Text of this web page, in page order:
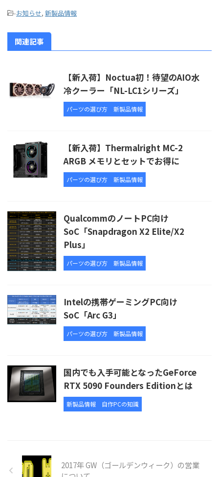
-お知らせ, 新製品情報
関連記事
【新入荷】Noctua初！待望のAIO水
冷クーラー「NL-LC1シリーズ」
パーツの選び方 新製品情報
【新入荷】Thermalright MC-2
ARGB メモリとセットでお得に
パーツの選び方 新製品情報
QualcommのノートPC向け
SoC「Snapdragon X2 Elite/X2
Plus」
パーツの選び方 新製品情報
Intelの携帯ゲーミングPC向け
SoC「Arc G3」
パーツの選び方 新製品情報
国内でも入手可能となったGeForce
RTX 5090 Founders Editionとは
新製品情報 自作PCの知識
2017年 GW（ゴールデンウィーク）の営業